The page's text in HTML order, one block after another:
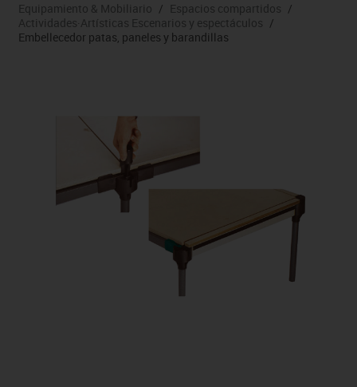
Equipamiento & Mobiliario / Espacios compartidos /
Actividades·Artísticas Escenarios y espectáculos /
Embellecedor patas, paneles y barandillas